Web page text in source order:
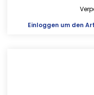
Einloggen um den